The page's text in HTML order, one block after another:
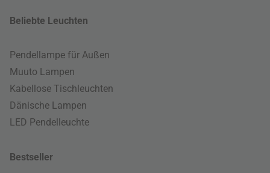
Beliebte Leuchten
Pendellampe für Außen
Muuto Lampen
Kabellose Tischleuchten
Dänische Lampen
LED Pendelleuchte
Bestseller